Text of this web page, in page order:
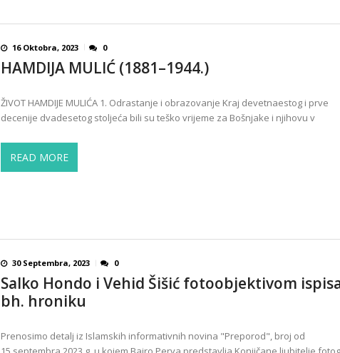
16 Oktobra, 2023 0
HAMDIJA MULIĆ (1881–1944.)
ŽIVOT HAMDIJE MULIĆA 1. Odrastanje i obrazovanje Kraj devetnaestog i prve
decenije dvadesetog stoljeća bili su teško vrijeme za Bošnjake i njihovu v
READ MORE
30 Septembra, 2023 0
Salko Hondo i Vehid Šišić fotoobjektivom
bh. hroniku
Prenosimo detalj iz Islamskih informativnih novina "Preporod", broj od